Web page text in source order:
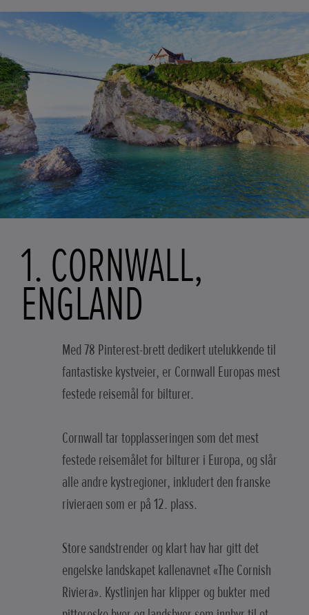
1. CORNWALL,
ENGLAND
Med 78 Pinterest-brett dedikert utelukkende til
fantastiske kystveier, er Cornwall Europas mest
festede reisemål for bilturer.
Cornwall tar topplasseringen som det mest
festede reisemålet for bilturer i Europa, og slår
alle andre kystregioner, inkludert den franske
rivieraen som er på 12. plass.
Store sandstrender og klart hav har gitt det
engelske landskapet kallenavnet «The Cornish
Riviera». Kystlinjen har klipper og bukter med